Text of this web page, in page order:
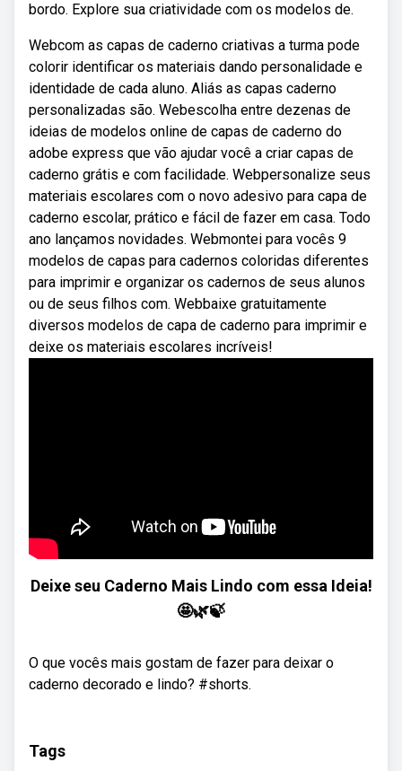
bordo. Explore sua criatividade com os modelos de.
Webcom as capas de caderno criativas a turma pode
colorir identificar os materiais dando personalidade e
identidade de cada aluno. Aliás as capas caderno
personalizadas são. Webescolha entre dezenas de
ideias de modelos online de capas de caderno do
adobe express que vão ajudar você a criar capas de
caderno grátis e com facilidade. Webpersonalize seus
materiais escolares com o novo adesivo para capa de
caderno escolar, prático e fácil de fazer em casa. Todo
ano lançamos novidades. Webmontei para vocês 9
modelos de capas para cadernos coloridas diferentes
para imprimir e organizar os cadernos de seus alunos
ou de seus filhos com. Webbaixe gratuitamente
diversos modelos de capa de caderno para imprimir e
deixe os materiais escolares incríveis!
Deixe seu Caderno Mais Lindo com essa Ideia!
🤩🌿🍃
O que vocês mais gostam de fazer para deixar o
caderno decorado e lindo? #shorts.
Tags